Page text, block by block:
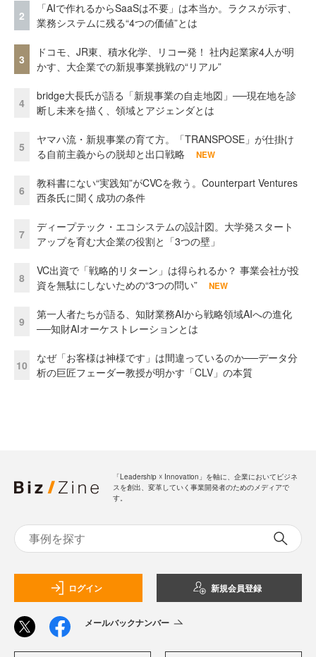
2
「AIで作れるからSaaSは不要」は本当か。ラクスが示す、
業務システムに残る“4つの価値”とは
3
ドコモ、JR東、積水化学、リコー発！ 社内起業家4人が明
かす、大企業での新規事業挑戦の“リアル”
4
bridge大長氏が語る「新規事業の自走地図」──現在地を診
断し未来を描く、領域とアジェンダとは
5
ヤマハ流・新規事業の育て方。「TRANSPOSE」が仕掛け
る自前主義からの脱却と出口戦略
NEW
6
教科書にない“実践知”がCVCを救う。Counterpart Ventures
西条氏に聞く成功の条件
7
ディープテック・エコシステムの設計図。大学発スタート
アップを育む大企業の役割と「3つの壁」
8
VC出資で「戦略的リターン」は得られるか？ 事業会社が投
資を無駄にしないための“3つの問い”
NEW
9
第一人者たちが語る、知財業務AIから戦略領域AIへの進化
──知財AIオーケストレーションとは
10
なぜ「お客様は神様です」は間違っているのか──データ分
析の巨匠フェーダー教授が明かす「CLV」の本質
「Leadership ☓ Innovation」を軸に、企業においてビジネ
スを創出、変革していく事業開発者のためのメディアで
す。
ログイン 新規会員登録
メールバックナンバー